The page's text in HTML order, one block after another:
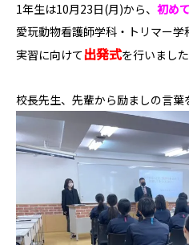
1年生は10月23日(月)から、 初め
愛玩動物看護師学科・トリマー学
実習に向けて出発式を行いました
校長先生、先輩から励ましの言葉